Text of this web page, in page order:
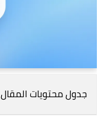
جدول محتويات المقال